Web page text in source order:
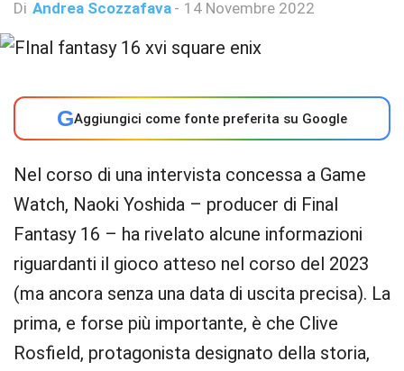
Di Andrea Scozzafava - 14 Novembre 2022
GAggiungici come fonte preferita su Google
Nel corso di una intervista concessa a Game
Watch, Naoki Yoshida – producer di Final
Fantasy 16 – ha rivelato alcune informazioni
riguardanti il gioco atteso nel corso del 2023
(ma ancora senza una data di uscita precisa). La
prima, e forse più importante, è che Clive
Rosfield, protagonista designato della storia,